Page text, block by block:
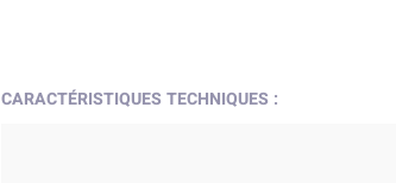
CARACTÉRISTIQUES TECHNIQUES :